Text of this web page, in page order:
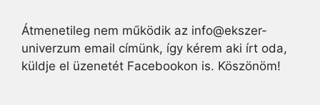
Átmenetileg nem működik az info@ekszer-
univerzum email címünk, így kérem aki írt oda,
küldje el üzenetét Facebookon is. Köszönöm!